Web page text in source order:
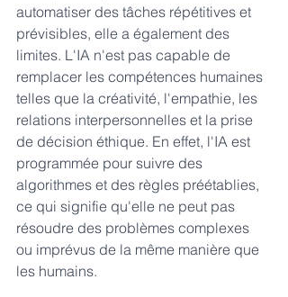
automatiser des tâches répétitives et
prévisibles, elle a également des
limites. L'IA n'est pas capable de
remplacer les compétences humaines
telles que la créativité, l'empathie, les
relations interpersonnelles et la prise
de décision éthique. En effet, l'IA est
programmée pour suivre des
algorithmes et des règles préétablies,
ce qui signifie qu'elle ne peut pas
résoudre des problèmes complexes
ou imprévus de la même manière que
les humains.